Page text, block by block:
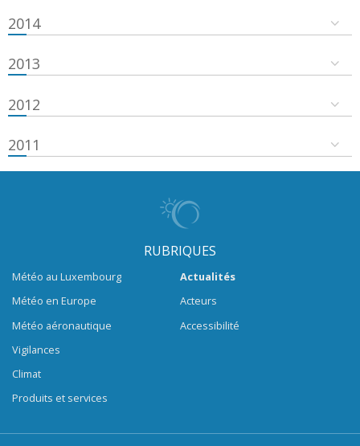
2014
2013
2012
2011
RUBRIQUES
Météo au Luxembourg
Météo en Europe
Météo aéronautique
Vigilances
Climat
Produits et services
Actualités
Acteurs
Accessibilité